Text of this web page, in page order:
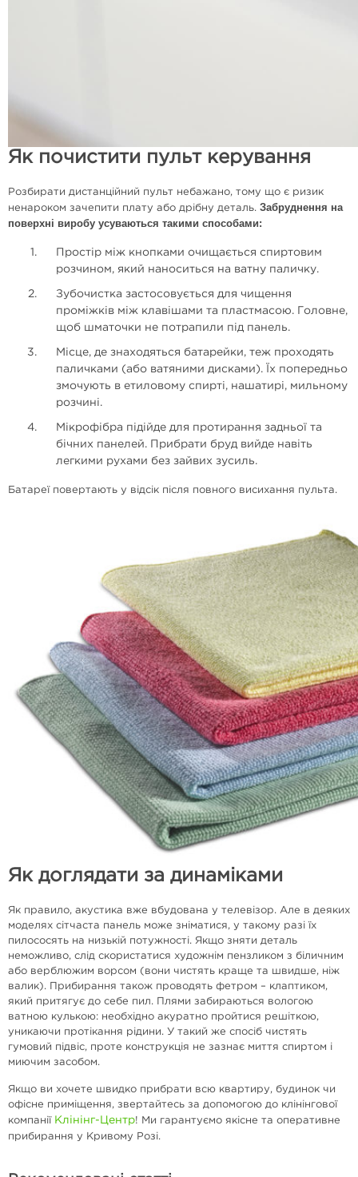
Як почистити пульт керування
Розбирати дистанційний пульт небажано, тому що є ризик
ненароком зачепити плату або дрібну деталь. Забруднення на
поверхні виробу усуваються такими способами:
Простір між кнопками очищається спиртовим
розчином, який наноситься на ватну паличку.
Зубочистка застосовується для чищення
проміжків між клавішами та пластмасою. Головне,
щоб шматочки не потрапили під панель.
Місце, де знаходяться батарейки, теж проходять
паличками (або ватяними дисками). Їх попередньо
змочують в етиловому спирті, нашатирі, мильному
розчині.
Мікрофібра підійде для протирання задньої та
бічних панелей. Прибрати бруд вийде навіть
легкими рухами без зайвих зусиль.
Батареї повертають у відсік після повного висихання пульта.
Як доглядати за динаміками
Як правило, акустика вже вбудована у телевізор. Але в деяких
моделях сітчаста панель може зніматися, у такому разі їх
пилососять на низькій потужності. Якщо зняти деталь
неможливо, слід скористатися художнім пензликом з біличним
або верблюжим ворсом (вони чистять краще та швидше, ніж
валик). Прибирання також проводять фетром – клаптиком,
який притягує до себе пил. Плями забираються вологою
ватною кулькою: необхідно акуратно пройтися решіткою,
уникаючи протікання рідини. У такий же спосіб чистять
гумовий підвіс, проте конструкція не зазнає миття спиртом і
миючим засобом.
Якщо ви хочете швидко прибрати всю квартиру, будинок чи
офісне приміщення, звертайтесь за допомогою до клінінгової
компанії
Клінінг-Центр! Ми гарантуємо якісне та оперативне
прибирання у Кривому Розі.